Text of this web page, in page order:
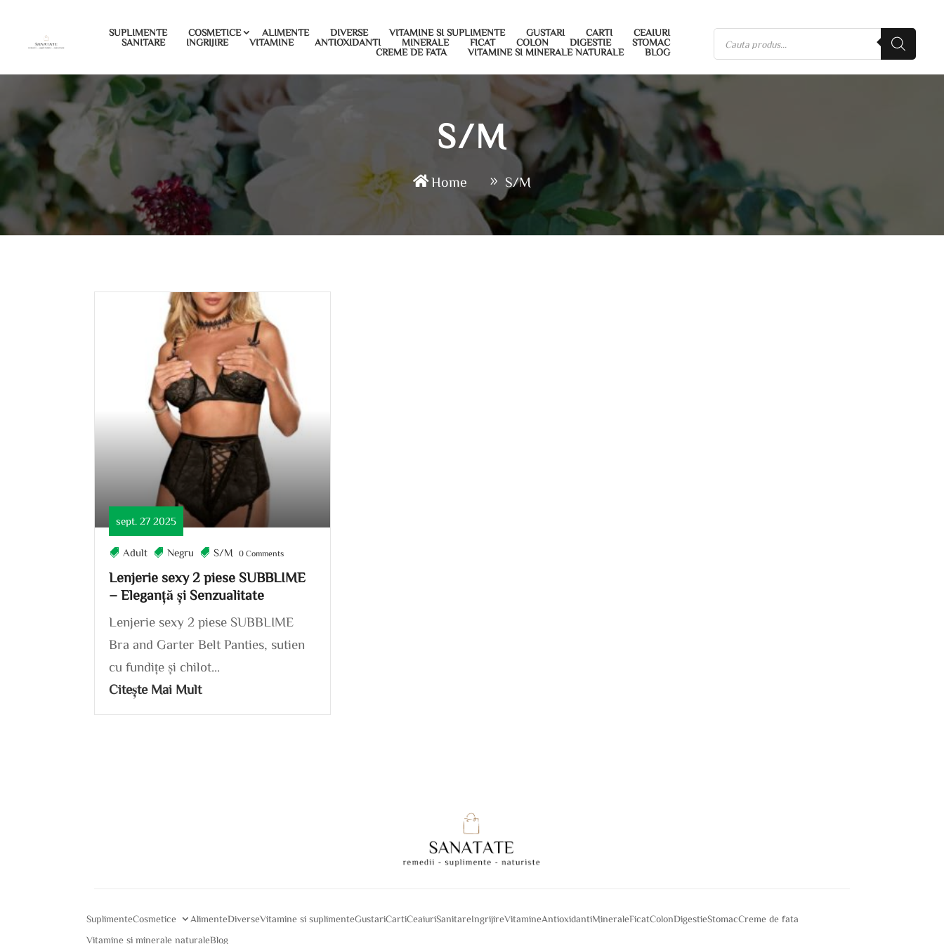
SUPLIMENTE COSMETICE ALIMENTE DIVERSE VITAMINE SI SUPLIMENTE GUSTARI CARTI
CEAIURI
SANITARE
INGRIJIRE VITAMINE ANTIOXIDANTI MINERALE FICAT COLON DIGESTIE
STOMAC
CREME DE FATA
VITAMINE SI MINERALE NATURALE BLOG
S/M
Home S/M
Lenjerie sexy 2 piese SUBBLIME
– Eleganță și Senzualitate
sept. 27 2025
Adult Negru S/M 0 Comments
Lenjerie sexy 2 piese SUBBLIME
Bra and Garter Belt Panties, sutien
cu fundițe și chilot...
Citește Mai Mult
SuplimenteCosmetice AlimenteDiverseVitamine si suplimenteGustariCartiCeaiuriSanitareIngrijireVitamineAntioxidantiMineraleFicatColonDigestieStomacCreme de fata
Vitamine si minerale naturaleBlog